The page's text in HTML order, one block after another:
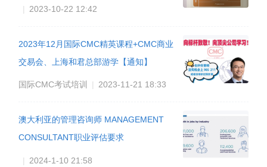
| 2023-10-22 12:42
2023年12月国际CMC精英课程+CMC商业
交易会、上海和君总部游学【通知】
国际CMC考试培训 | 2023-11-21 18:33
澳大利亚的管理咨询师 MANAGEMENT
CONSULTANT职业评估要求
| 2024-1-10 21:58